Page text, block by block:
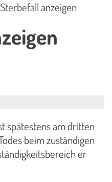
Sterbefall anzeigen
spätestens am dritten
beim zuständigen
er